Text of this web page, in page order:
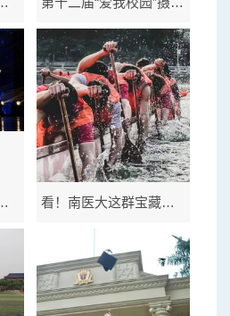
新上人”新生才艺表演活动 看！南医大这群宝藏国风少年！